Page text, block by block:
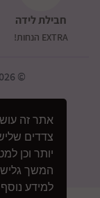
צדדים
יותר וכן
המשך
למידע נוסף
חבילת לידה
EXTRA הנחות!
© 2026 כל הזכויות שמורות לבייבי סתיו